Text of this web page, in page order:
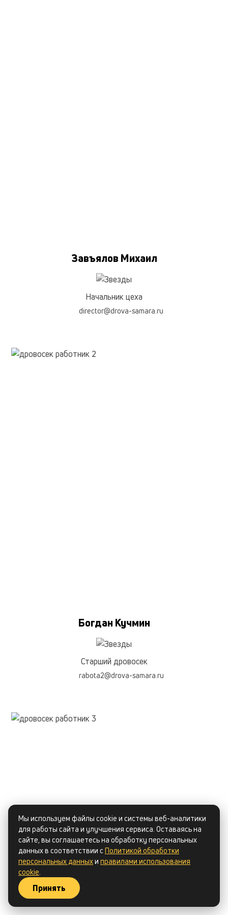
Завъялов Михаил
Начальник цеха
director@drova-samara.ru
Богдан Кучмин
Старший дровосек
rabota2@drova-samara.ru
Мы используем файлы cookie и системы веб-аналитики
для работы сайта и улучшения сервиса. Оставаясь на
сайте, вы соглашаетесь на обработку персональных
данных в соответствии сПолитикой обработки
персональных данныхи правилами использования
cookie.
Принять